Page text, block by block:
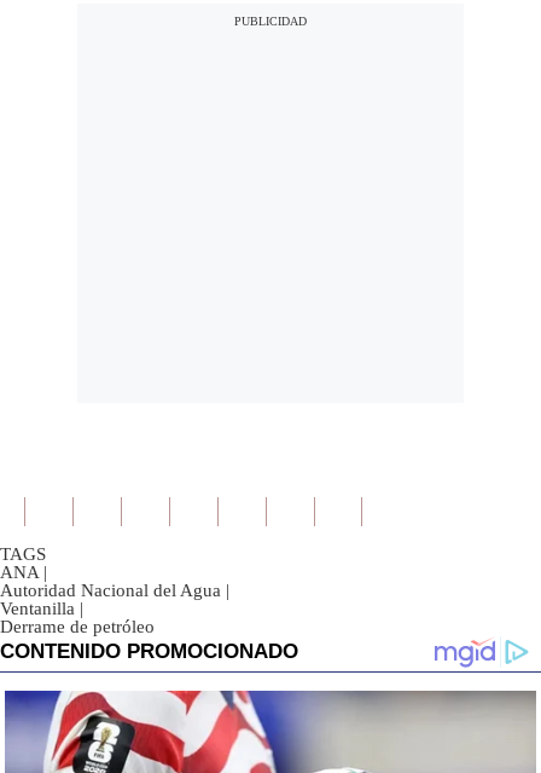
TAGS
ANA |
Autoridad Nacional del Agua |
Ventanilla |
Derrame de petróleo